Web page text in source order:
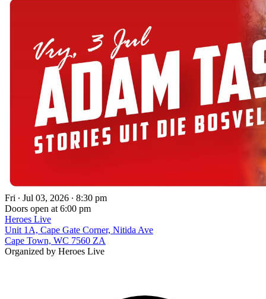
Fri ∙ Jul 03, 2026 ∙ 8:30 pm
Doors open at 6:00 pm
Heroes Live
Unit 1A, Cape Gate Corner, Nitida Ave
Cape Town, WC 7560 ZA
Organized by Heroes Live